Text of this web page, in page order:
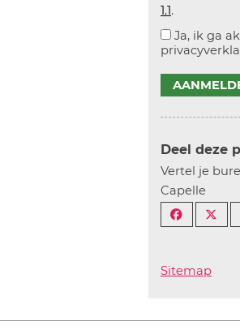
1.1.
Ja, ik ga
Deel deze
Vertel je
Capelle
Sitemap